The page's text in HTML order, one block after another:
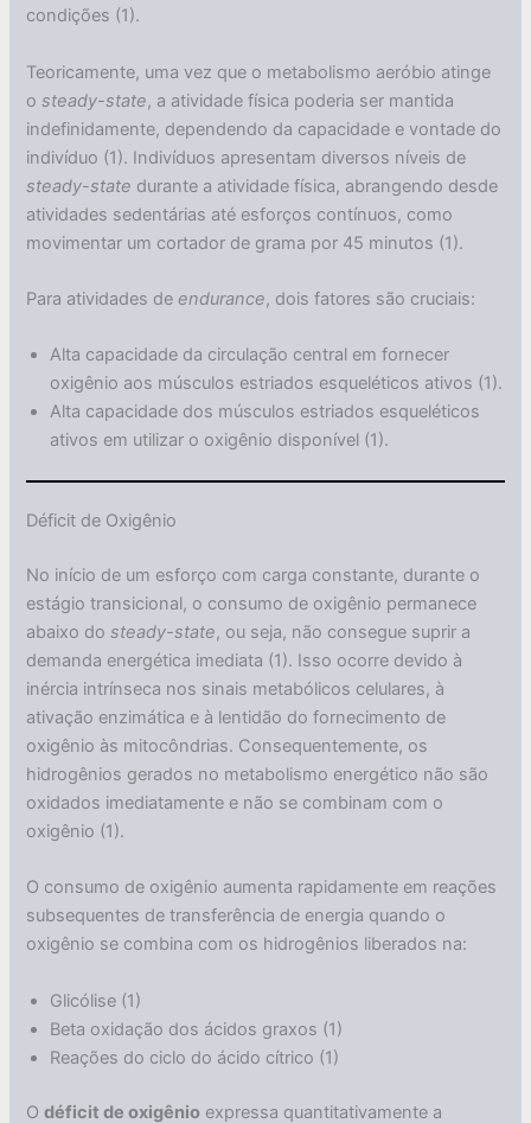
condições (1).
Teoricamente, uma vez que o metabolismo aeróbio atinge
osteady-state, a atividade física poderia ser mantida
indefinidamente, dependendo da capacidade e vontade do
indivíduo (1). Indivíduos apresentam diversos níveis de
steady-state durante a atividade física, abrangendo desde
atividades sedentárias até esforços contínuos, como
movimentar um cortador de grama por 45 minutos (1).
Para atividades deendurance, dois fatores são cruciais:
Alta capacidade da circulação central em fornecer
oxigênio aos músculos estriados esqueléticos ativos (1).
Alta capacidade dos músculos estriados esqueléticos
ativos em utilizar o oxigênio disponível (1).
Déficit de Oxigênio
No início de um esforço com carga constante, durante o
estágio transicional, o consumo de oxigênio permanece
abaixo dosteady-state, ou seja, não consegue suprir a
demanda energética imediata (1). Isso ocorre devido à
inércia intrínseca nos sinais metabólicos celulares, à
ativação enzimática e à lentidão do fornecimento de
oxigênio às mitocôndrias. Consequentemente, os
hidrogênios gerados no metabolismo energético não são
oxidados imediatamente e não se combinam com o
oxigênio (1).
O consumo de oxigênio aumenta rapidamente em reações
subsequentes de transferência de energia quando o
oxigênio se combina com os hidrogênios liberados na:
Glicólise (1)
Beta oxidação dos ácidos graxos (1)
Reações do ciclo do ácido cítrico (1)
Odéficit de oxigênio expressa quantitativamente a